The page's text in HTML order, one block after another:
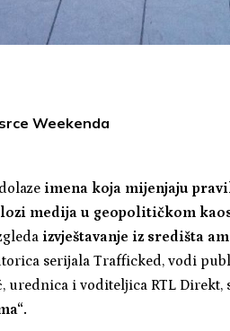
Weekenda
imena koja mijenjaju
medija u geopolitičkom
izvještavanje iz središta
serijala Trafficked, vodi
urednica i voditeljica RTL Direkt,